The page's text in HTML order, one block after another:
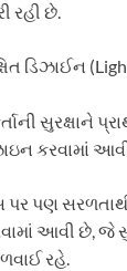
રહી છે.
ડિઝાઈન
સુરક્ષાને
કરવામાં
પર પણ
આવી છે, જે
રહે.